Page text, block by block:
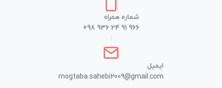
شماره همراه
+98 936 24 91 966
ایمیل
mogtaba.sahebi2009@gmail.com